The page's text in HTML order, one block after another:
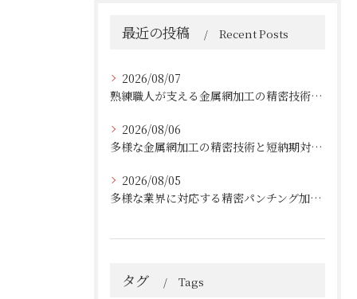
最近の投稿 Recent Posts
2026/08/07
熟練職人が支える金属網加工の精密技術と柔軟対応
2026/08/06
多様な金属網加工の精密技術と短納期対応の実例
2026/08/05
多様な業界に対応する精密パンチング加工の実践技術
タグ Tags